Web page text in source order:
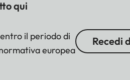
qui
il periodo di
europea
Recedi